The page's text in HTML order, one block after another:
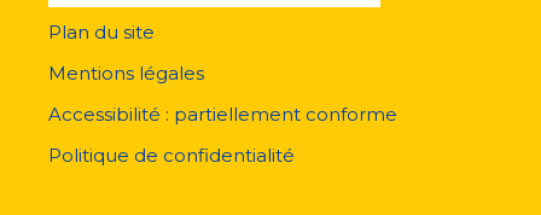
pied
page
Plan du site
Mentions légales
Accessibilité : partiellement conforme
Politique de confidentialité